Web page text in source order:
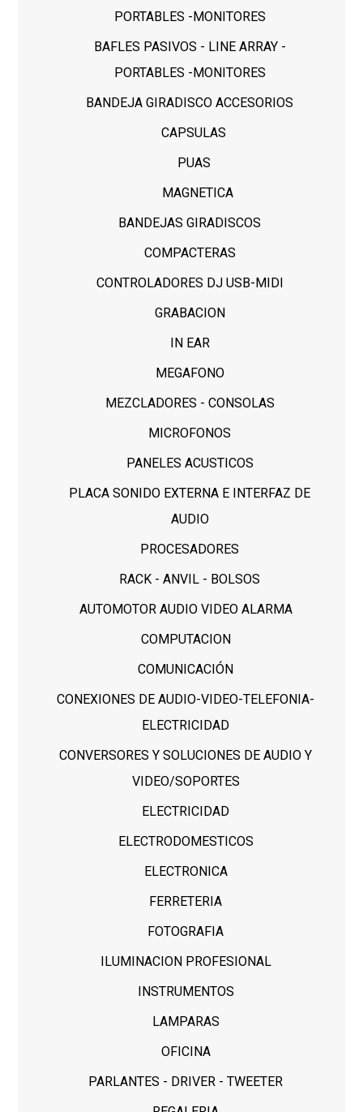
PORTABLES -MONITORES
BAFLES PASIVOS - LINE ARRAY -
PORTABLES -MONITORES
BANDEJA GIRADISCO ACCESORIOS
CAPSULAS
PUAS
MAGNETICA
BANDEJAS GIRADISCOS
COMPACTERAS
CONTROLADORES DJ USB-MIDI
GRABACION
IN EAR
MEGAFONO
MEZCLADORES - CONSOLAS
MICROFONOS
PANELES ACUSTICOS
PLACA SONIDO EXTERNA E INTERFAZ DE
AUDIO
PROCESADORES
RACK - ANVIL - BOLSOS
AUTOMOTOR AUDIO VIDEO ALARMA
COMPUTACION
COMUNICACIÓN
CONEXIONES DE AUDIO-VIDEO-TELEFONIA-
ELECTRICIDAD
CONVERSORES Y SOLUCIONES DE AUDIO Y
VIDEO/SOPORTES
ELECTRICIDAD
ELECTRODOMESTICOS
ELECTRONICA
FERRETERIA
FOTOGRAFIA
ILUMINACION PROFESIONAL
INSTRUMENTOS
LAMPARAS
OFICINA
PARLANTES - DRIVER - TWEETER